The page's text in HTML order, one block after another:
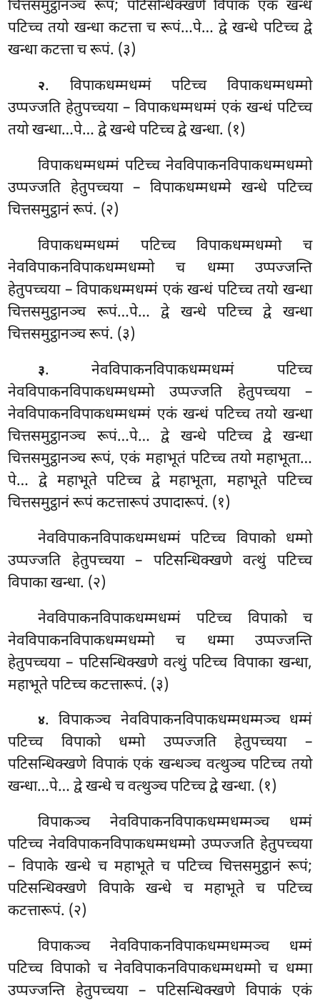
चित्तसमुट्ठानञ्च रूपं; पटिसन्धिक्खणे विपाकं एकं खन्धं
पटिच्च तयो खन्धा कटत्ता च रूपं…पे… द्वे खन्धे पटिच्च द्वे
खन्धा कटत्ता च रूपं. (३)
२. विपाकधम्मधम्मंपटिच्च विपाकधम्मधम्मो
उप्पज्जति हेतुपच्चया – विपाकधम्मधम्मं एकं खन्धं पटिच्च
तयो खन्धा…पे… द्वे खन्धे पटिच्च द्वे खन्धा. (१)
विपाकधम्मधम्मं पटिच्च नेवविपाकनविपाकधम्मधम्मो
उप्पज्जति हेतुपच्चया – विपाकधम्मधम्मे खन्धे पटिच्च
चित्तसमुट्ठानं रूपं. (२)
विपाकधम्मधम्मं पटिच्च विपाकधम्मधम्मो च
नेवविपाकनविपाकधम्मधम्मो च धम्मा उप्पज्जन्ति
हेतुपच्चया – विपाकधम्मधम्मं एकं खन्धं पटिच्च तयो खन्धा
चित्तसमुट्ठानञ्च रूपं…पे… द्वे खन्धे पटिच्च द्वे खन्धा
चित्तसमुट्ठानञ्च रूपं. (३)
३. नेवविपाकनविपाकधम्मधम्मं पटिच्च
नेवविपाकनविपाकधम्मधम्मो उप्पज्जति हेतुपच्चया –
नेवविपाकनविपाकधम्मधम्मं एकं खन्धं पटिच्च तयो खन्धा
चित्तसमुट्ठानञ्च रूपं…पे… द्वे खन्धे पटिच्च द्वे खन्धा
चित्तसमुट्ठानञ्च रूपं, एकं महाभूतं पटिच्च तयो महाभूता…
पे… द्वे महाभूते पटिच्च द्वे महाभूता, महाभूते पटिच्च
चित्तसमुट्ठानं रूपं कटत्तारूपं उपादारूपं. (१)
नेवविपाकनविपाकधम्मधम्मंपटिच्च विपाको धम्मो
उप्पज्जति हेतुपच्चया – पटिसन्धिक्खणे वत्थुं पटिच्च
विपाका खन्धा. (२)
नेवविपाकनविपाकधम्मधम्मं पटिच्च विपाको च
नेवविपाकनविपाकधम्मधम्मो च धम्मा उप्पज्जन्ति
हेतुपच्चया – पटिसन्धिक्खणे वत्थुं पटिच्च विपाका खन्धा,
महाभूते पटिच्च कटत्तारूपं. (३)
४. विपाकञ्च नेवविपाकनविपाकधम्मधम्मञ्च धम्मं
पटिच्च विपाको धम्मो उप्पज्जति हेतुपच्चया –
पटिसन्धिक्खणे विपाकं एकं खन्धञ्च वत्थुञ्च पटिच्च तयो
खन्धा…पे… द्वे खन्धे च वत्थुञ्च पटिच्च द्वे खन्धा. (१)
विपाकञ्च नेवविपाकनविपाकधम्मधम्मञ्च धम्मं
पटिच्च नेवविपाकनविपाकधम्मधम्मो उप्पज्जति हेतुपच्चया
– विपाके खन्धे च महाभूते च पटिच्च चित्तसमुट्ठानं रूपं;
पटिसन्धिक्खणे विपाके खन्धे च महाभूते च पटिच्च
कटत्तारूपं. (२)
विपाकञ्च नेवविपाकनविपाकधम्मधम्मञ्च धम्मं
पटिच्च विपाको च नेवविपाकनविपाकधम्मधम्मो च धम्मा
उप्पज्जन्ति हेतुपच्चया – पटिसन्धिक्खणे विपाकं एकं